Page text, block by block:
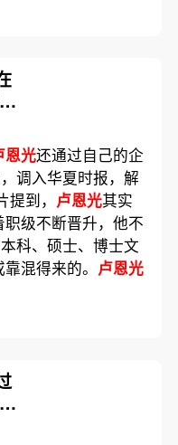
恩光还通过自己的企
调入华夏时报，解
到， 卢恩光其实
级不断晋升，他不
科、硕士、博士文
混得来的。 卢恩光